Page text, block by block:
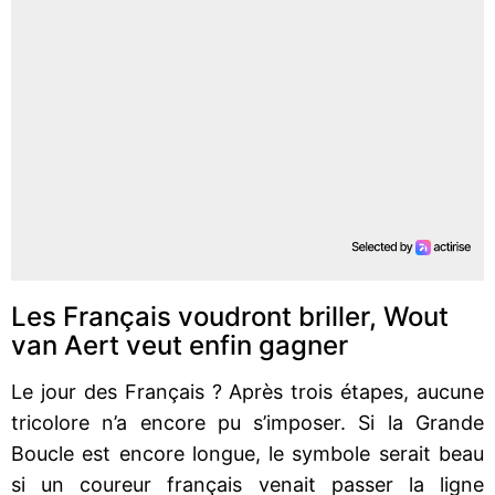
Les Français voudront briller, Wout
van Aert veut enfin gagner
Le jour des Français ? Après trois étapes, aucune
tricolore n’a encore pu s’imposer. Si la Grande
Boucle est encore longue, le symbole serait beau
si un coureur français venait passer la ligne